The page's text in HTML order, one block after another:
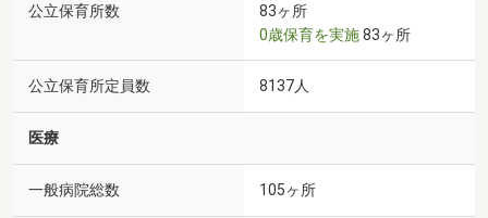
公立保育所数
83ヶ所
0歳保育を実施83ヶ所
公立保育所定員数 8137人
医療
一般病院総数 105ヶ所